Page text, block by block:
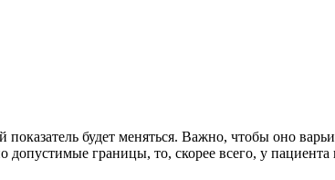
будет меняться. Важно, чтобы оно
допустимые границы, то, скорее всего, у пациента